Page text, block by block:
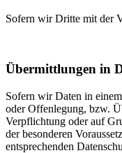
Sofern wir Dritte mit der
Übermittlungen in
Sofern wir Daten in
oder Offenlegung, bzw.
Verpflichtung oder auf
der besonderen
entsprechenden